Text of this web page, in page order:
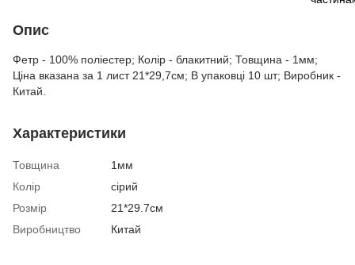
Опис
Фетр - 100% поліестер; Колір - блакитний; Товщина - 1мм;
Ціна вказана за 1 лист 21*29,7см; В упаковці 10 шт; Виробник -
Китай.
Характеристики
Товщина
1мм
Колір
сірий
Розмір
21*29.7см
Виробництво
Китай